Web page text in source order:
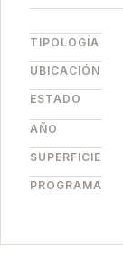
TIPOLOGÍA
UBICACIÓN
ESTADO
AÑO
SUPERFICIE
PROGRAMA